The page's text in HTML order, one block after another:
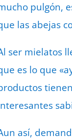
pulgón,
las abejas
ser mielatos
es lo que
así,